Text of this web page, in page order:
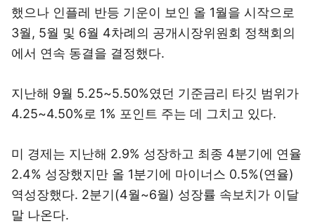
했으나 인플레 반등 기운이 보인 올 1월을 시작으로
3월, 5월 및 6월 4차례의 공개시장위원회 정책회의
에서 연속 동결을 결정했다.
지난해 9월 5.25~5.50%였던 기준금리 타깃 범위가
4.25~4.50%로 1% 포인트 주는 데 그치고 있다.
미 경제는 지난해 2.9% 성장하고 최종 4분기에 연율
2.4% 성장했지만 올 1분기에 마이너스 0.5%(연율)
역성장했다. 2분기(4월~6월) 성장률 속보치가 이달
말 나온다.